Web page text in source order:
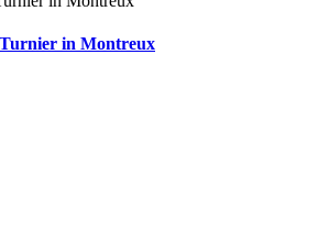
Turnier in Montreux